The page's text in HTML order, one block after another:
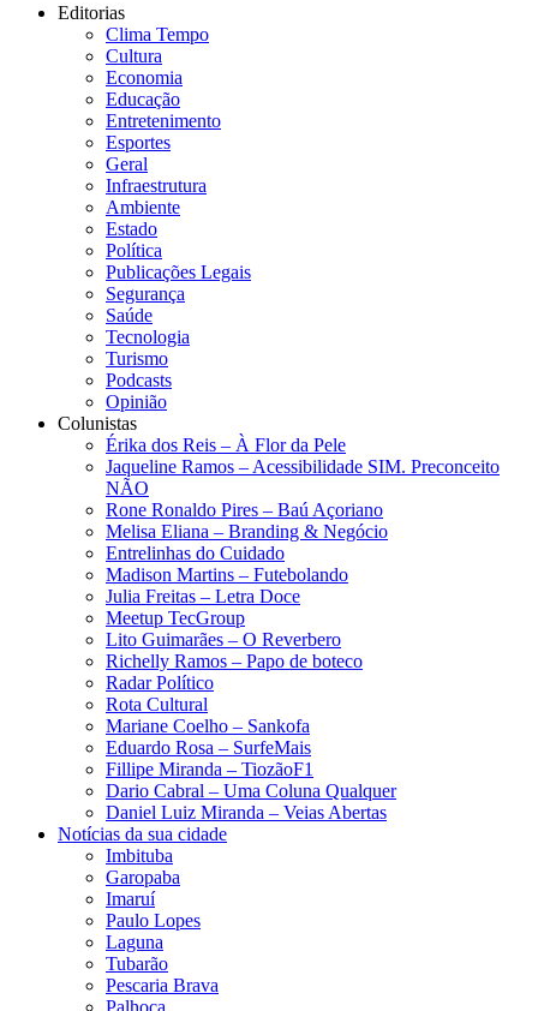
Editorias
Clima Tempo
Cultura
Economia
Educação
Entretenimento
Esportes
Geral
Infraestrutura
Ambiente
Estado
Política
Publicações Legais
Segurança
Saúde
Tecnologia
Turismo
Podcasts
Opinião
Colunistas
Érika dos Reis​ – À Flor da Pele
Jaqueline Ramos – Acessibilidade SIM. Preconceito
NÃO
Rone Ronaldo Pires – Baú Açoriano
Melisa Eliana – Branding & Negócio
Entrelinhas do Cuidado
Madison Martins – Futebolando
Julia Freitas​ – Letra Doce
Meetup TecGroup
Lito Guimarães – O Reverbero
Richelly Ramos​ – Papo de boteco
Radar Político
Rota Cultural
Mariane Coelho – Sankofa
Eduardo Rosa​ – SurfeMais
Fillipe Miranda – TiozãoF1
Dario Cabral – Uma Coluna Qualquer
Daniel Luiz Miranda – Veias Abertas
Notícias da sua cidade
Imbituba
Garopaba
Imaruí
Paulo Lopes
Laguna
Tubarão
Pescaria Brava
Palhoça